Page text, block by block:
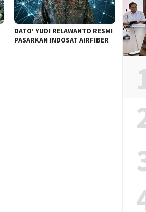
DATO’ YUDI RELAWANTO RESMI
PASARKAN INDOSAT AIRFIBER